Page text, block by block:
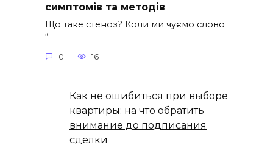
симптомів та методів
Що таке стеноз? Коли ми чуємо слово
“
0 16
Как не ошибиться при выборе
квартиры: на что обратить
внимание до подписания
сделки